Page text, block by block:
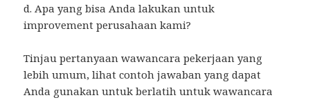
d. Apa yang bisa Anda lakukan untuk
improvement perusahaan kami?
Tinjau pertanyaan wawancara pekerjaan yang
lebih umum, lihat contoh jawaban yang dapat
Anda gunakan untuk berlatih untuk wawancara